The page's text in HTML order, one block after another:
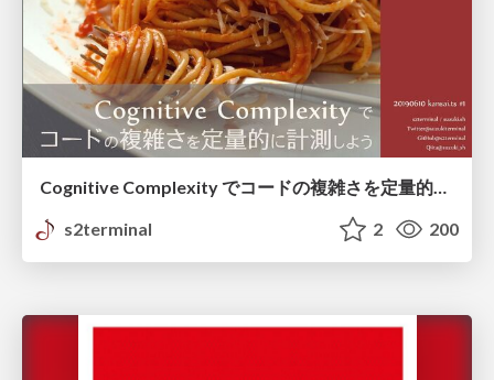
Cognitive Complexity でコードの複雑さを定量的に計測しよう
s2terminal
2 200